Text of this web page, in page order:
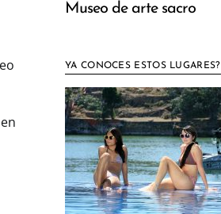
Museo de arte sacro
YA CONOCES ESTOS LUGARES?